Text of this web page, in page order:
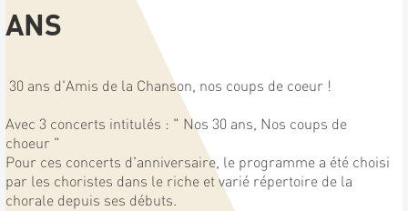
ANS
30 ans d'Amis de la Chanson, nos coups de coeur !
Avec 3 concerts intitulés : " Nos 30 ans, Nos coups de
choeur "
Pour ces concerts d'anniversaire, le programme a été choisi
par les choristes dans le riche et varié répertoire de la
chorale depuis ses débuts.